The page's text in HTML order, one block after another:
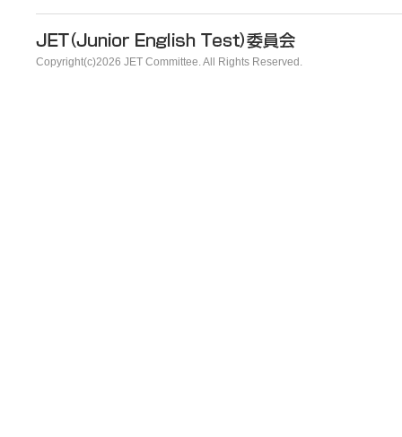
Copyright(c)2026 JET Committee. All Rights Reserved.